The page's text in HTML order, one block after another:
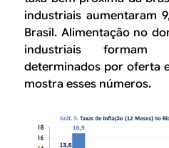
industriais aumentaram
Brasil. Alimentação no
industriais
determinados por oferta
mostra esses números.